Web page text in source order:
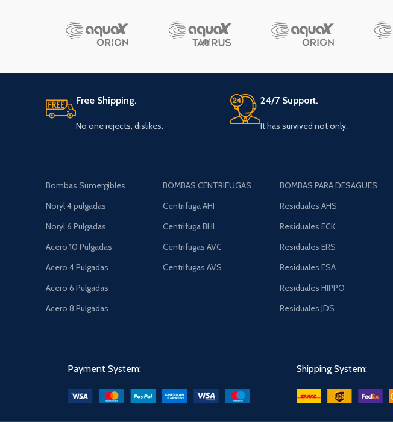
Free Shipping.
No one rejects, dislikes.
24/7 Support.
It has survived not only.
Bombas Sumergibles
Noryl 4 pulgadas
Noryl 6 Pulgadas
Acero 10 Pulgadas
Acero 4 Pulgadas
Acero 6 Pulgadas
Acero 8 Pulgadas
BOMBAS CENTRIFUGAS
Centrifuga AHI
Centrifuga BHI
Centrifugas AVC
Centrifugas AVS
BOMBAS PARA DESAGUES
Residuales AHS
Residuales ECK
Residuales ERS
Residuales ESA
Residuales HIPPO
Residuales JDS
Payment System: Shipping System: